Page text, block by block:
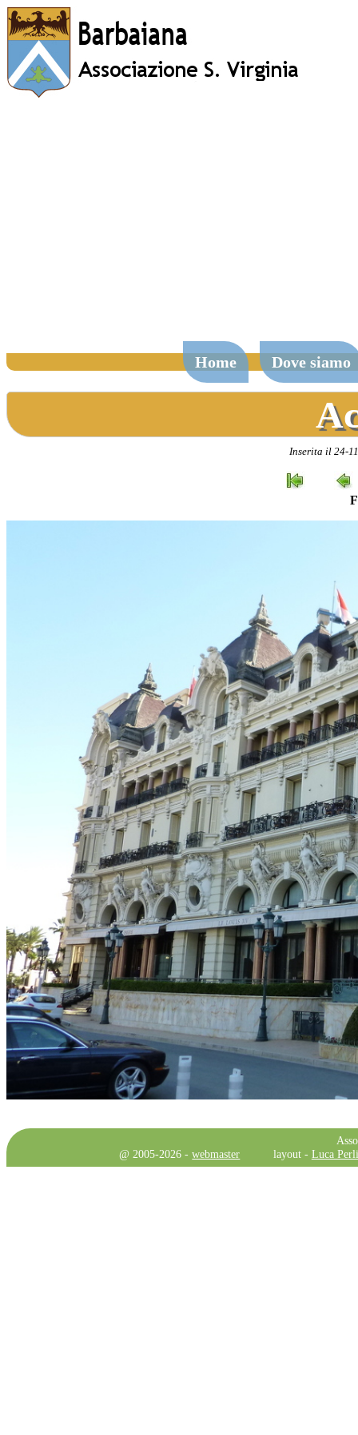
Home Dove siamo
Inserita il 24-
@ 2005-2026 -webmaster layout - Luca